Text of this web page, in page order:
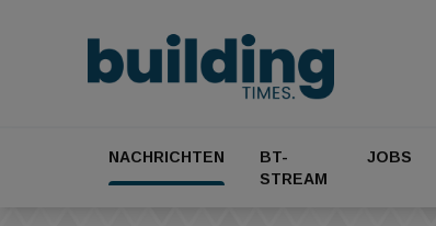
NACHRICHTEN
BT-
STREAM
JOBS